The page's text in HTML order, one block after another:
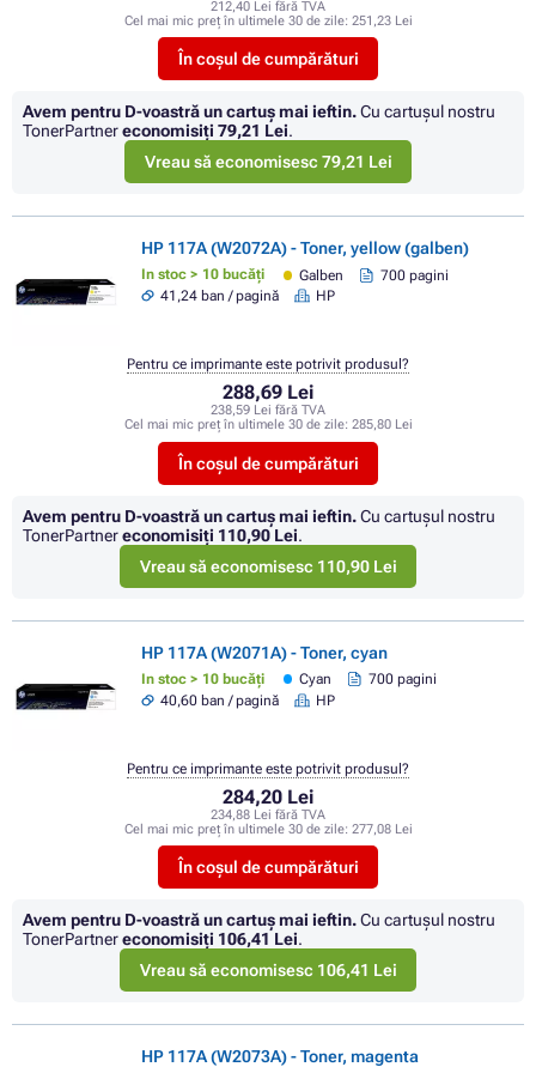
212,40 Lei fără TVA
Cel mai mic preț în ultimele 30 de zile: 251,23 Lei
În coșul de cumpărături
Avem pentru D-voastră un cartuș mai ieftin.Cu cartuşul nostru
TonerPartnereconomisiţi 79,21 Lei.
Vreau să economisesc 79,21 Lei
HP 117A (W2072A) - Toner, yellow (galben)
In stoc > 10 bucăți Galben
700 pagini
41,24 ban / pagină
HP
288,69 Lei
238,59 Lei fără TVA
Cel mai mic preț în ultimele 30 de zile: 285,80 Lei
În coșul de cumpărături
Pentru ce imprimante este potrivit produsul?
Avem pentru D-voastră un cartuș mai ieftin.Cu cartuşul nostru
TonerPartnereconomisiţi 110,90 Lei.
Vreau să economisesc 110,90 Lei
HP 117A (W2071A) - Toner, cyan
In stoc > 10 bucăți Cyan
700 pagini
40,60 ban / pagină
HP
284,20 Lei
234,88 Lei fără TVA
Cel mai mic preț în ultimele 30 de zile: 277,08 Lei
În coșul de cumpărături
Pentru ce imprimante este potrivit produsul?
Avem pentru D-voastră un cartuș mai ieftin.Cu cartuşul nostru
TonerPartnereconomisiţi 106,41 Lei.
Vreau să economisesc 106,41 Lei
HP 117A (W2073A) - Toner, magenta